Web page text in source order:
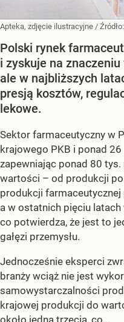
Apteka, zdjęcie ilustracyjne / Źródło:
Polski rynek
i zyskuje na
ale w najbliższych
presją kosztów,
lekowe.
Sektor farmaceutyczny w
krajowego PKB i ponad
zapewniając ponad 80 tys.
wartości – od produkcji
produkcji farmaceutycznej
a w ostatnich pięciu latach
co potwierdza, że jest to
gałęzi przemysłu.
Jednocześnie eksperci
branży wciąż nie jest
samowystarczalności
krajowej produkcji do
około jedną trzecią, co...